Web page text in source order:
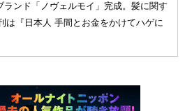
ンド「ノヴェルモイ」完成。髪に関す
は『日本人 手間とお金をかけてハゲに